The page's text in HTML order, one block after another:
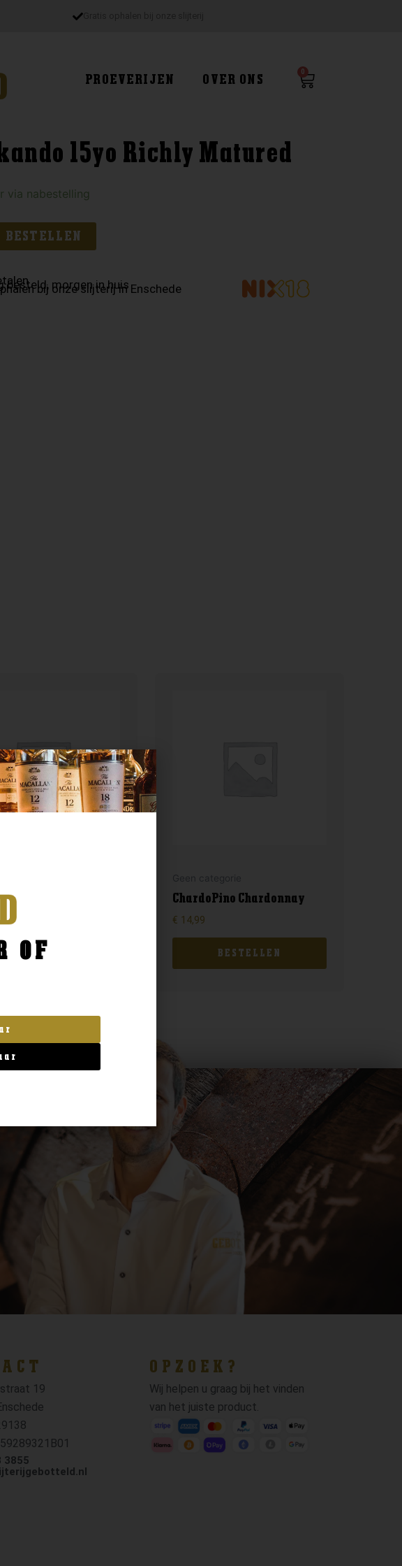
PROEVERIJEN OVER ONS
0
Winkelwagen
15yo Richly Matured
via nabestelling
BESTELLEN
besteld, morgen in huis
bij onze slijterij in Enschede
1.0 ltr
BESTELLEN
ChardoPino Chardonnay
€ 14,99
BESTELLEN
19
3855
OPZOEK?
Wij helpen u graag bij het vinden
van het juiste product.
OF